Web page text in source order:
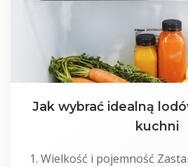
Jak wybrać idealną
kuchni
1. Wielkość i pojemność